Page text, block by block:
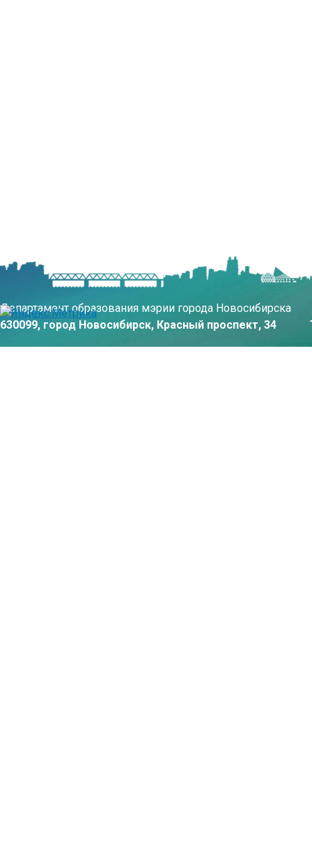
Департамент образования мэрии города Новосибирска
630099, город Новосибирск, Красный проспект, 34